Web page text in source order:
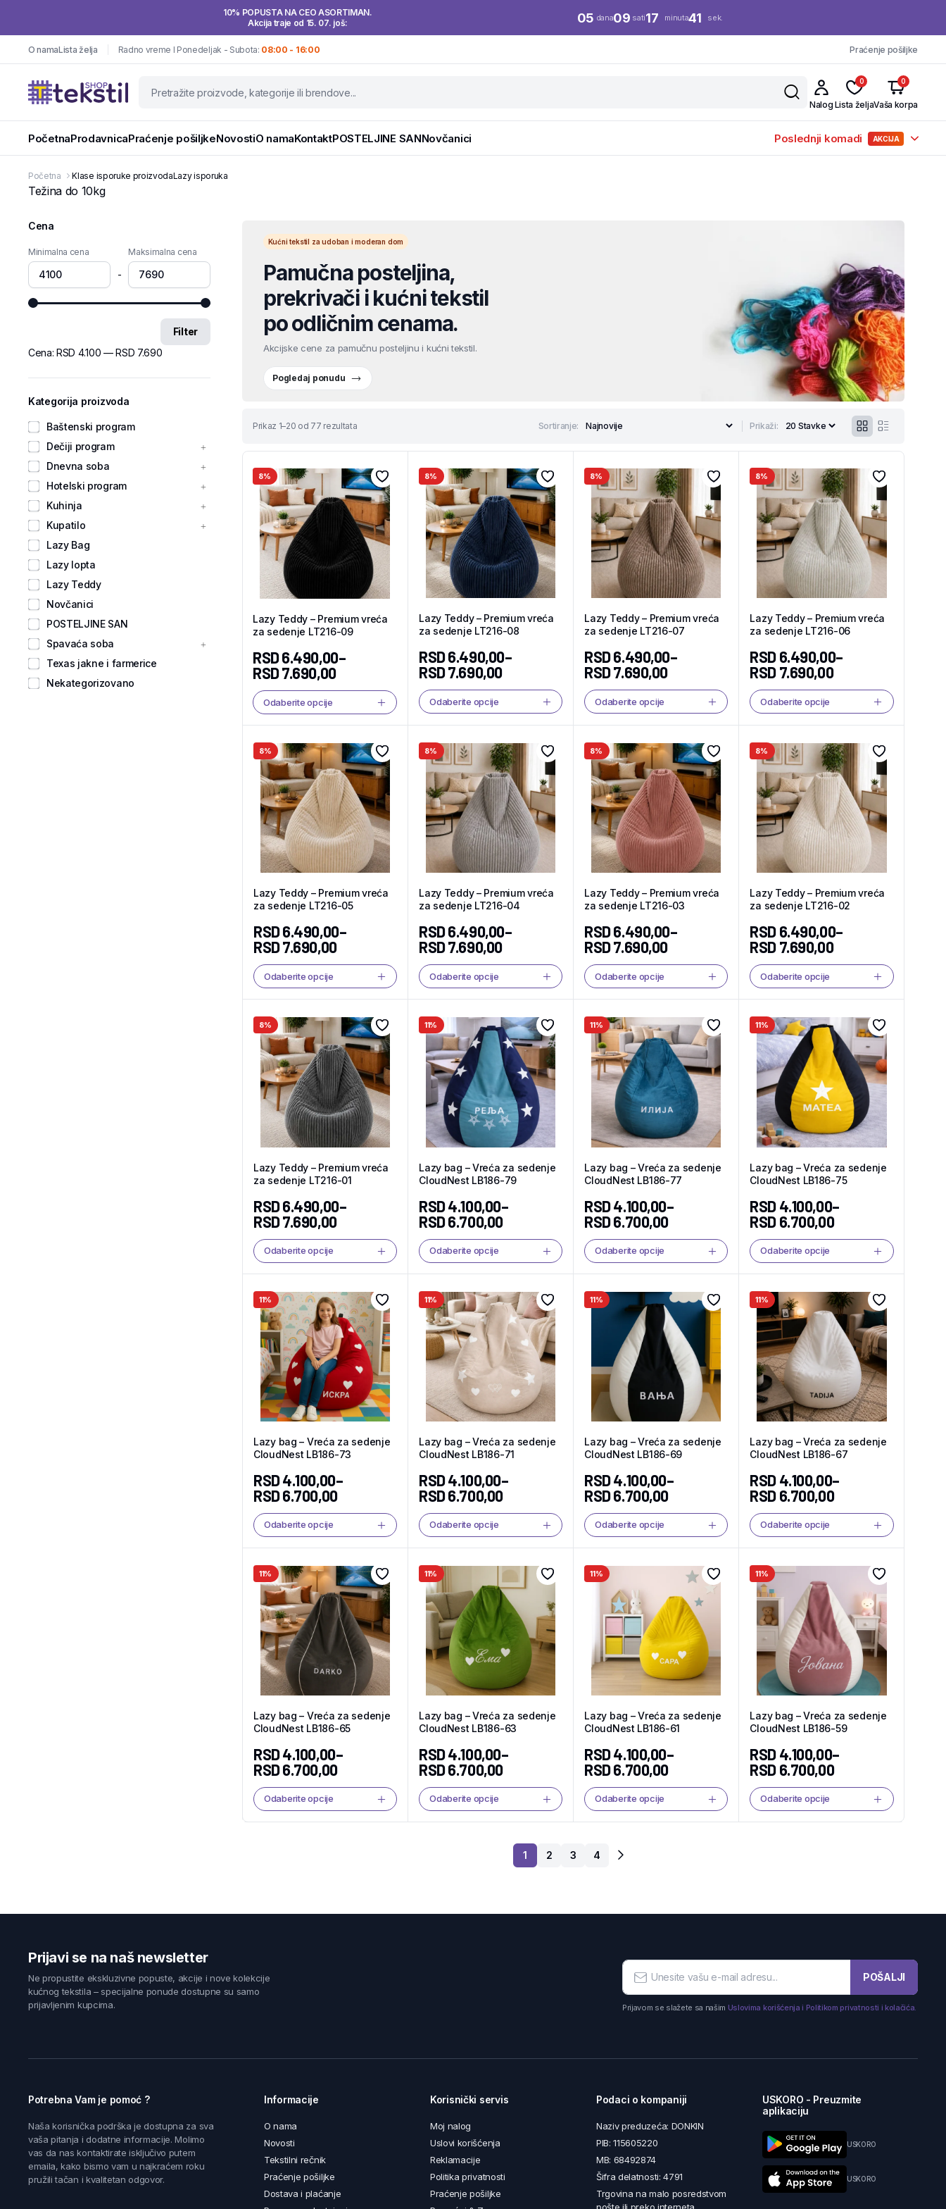
10% POPUSTA NA CEO ASORTIMAN.
Akcija traje od 15. 07. još:
05 dana09 sati17 minuta40 sek.
O namaLista želja Radno vreme I Ponedeljak - Subota: 08:00 - 16:00 Praćenje pošiljke
Nalog
0
Lista želja
0
Vaša korpa
PočetnaProdavnicaPraćenje pošiljkeNovostiO namaKontaktPOSTELJINE SANNovčanici Poslednji komadi AKCIJA
Početna Klase isporuke proizvodaLazy isporuka
Težina do 10kg
Kućni tekstil za udoban i moderan dom
Pamučna posteljina,
prekrivači i kućni tekstil
po odličnim cenama.
Akcijske cene za pamučnu posteljinu i kućni tekstil.
Pogledaj ponudu
Prikaz 1–20 od 77 rezultata Sortiranje: Prikaži:
8%
Lazy Teddy – Premium vreća
za sedenje LT216-09
RSD6.490,00–
RSD7.690,00
Odaberite opcije
8%
Lazy Teddy – Premium vreća
za sedenje LT216-08
RSD6.490,00–
RSD7.690,00
Odaberite opcije
8%
Lazy Teddy – Premium vreća
za sedenje LT216-07
RSD6.490,00–
RSD7.690,00
Odaberite opcije
8%
Lazy Teddy – Premium vreća
za sedenje LT216-06
RSD6.490,00–
RSD7.690,00
Odaberite opcije
8%
Lazy Teddy – Premium vreća
za sedenje LT216-05
RSD6.490,00–
RSD7.690,00
Odaberite opcije
8%
Lazy Teddy – Premium vreća
za sedenje LT216-04
RSD6.490,00–
RSD7.690,00
Odaberite opcije
8%
Lazy Teddy – Premium vreća
za sedenje LT216-03
RSD6.490,00–
RSD7.690,00
Odaberite opcije
8%
Lazy Teddy – Premium vreća
za sedenje LT216-02
RSD6.490,00–
RSD7.690,00
Odaberite opcije
8%
Lazy Teddy – Premium vreća
za sedenje LT216-01
RSD6.490,00–
RSD7.690,00
Odaberite opcije
11%
Lazy bag – Vreća za sedenje
CloudNest LB186-79
RSD4.100,00–
RSD6.700,00
Odaberite opcije
11%
Lazy bag – Vreća za sedenje
CloudNest LB186-77
RSD4.100,00–
RSD6.700,00
Odaberite opcije
11%
Lazy bag – Vreća za sedenje
CloudNest LB186-75
RSD4.100,00–
RSD6.700,00
Odaberite opcije
11%
Lazy bag – Vreća za sedenje
CloudNest LB186-73
RSD4.100,00–
RSD6.700,00
Odaberite opcije
11%
Lazy bag – Vreća za sedenje
CloudNest LB186-71
RSD4.100,00–
RSD6.700,00
Odaberite opcije
11%
Lazy bag – Vreća za sedenje
CloudNest LB186-69
RSD4.100,00–
RSD6.700,00
Odaberite opcije
11%
Lazy bag – Vreća za sedenje
CloudNest LB186-67
RSD4.100,00–
RSD6.700,00
Odaberite opcije
11%
Lazy bag – Vreća za sedenje
CloudNest LB186-65
RSD4.100,00–
RSD6.700,00
Odaberite opcije
11%
Lazy bag – Vreća za sedenje
CloudNest LB186-63
RSD4.100,00–
RSD6.700,00
Odaberite opcije
11%
Lazy bag – Vreća za sedenje
CloudNest LB186-61
RSD4.100,00–
RSD6.700,00
Odaberite opcije
11%
Lazy bag – Vreća za sedenje
CloudNest LB186-59
RSD4.100,00–
RSD6.700,00
Odaberite opcije
1 2 3 4
Cena
Minimalna cena
-
Maksimalna cena
Filter
Cena:RSD 4.100 —RSD 7.690
Kategorija proizvoda
Baštenski program
Dečiji program
Dnevna soba
Hotelski program
Kuhinja
Kupatilo
Lazy Bag
Lazy lopta
Lazy Teddy
Novčanici
POSTELJINE SAN
Spavaća soba
Texas jakne i farmerice
Nekategorizovano
Prijavi se na naš newsletter
Ne propustite ekskluzivne popuste, akcije i nove kolekcije
kućnog tekstila – specijalne ponude dostupne su samo
prijavljenim kupcima.
POŠALJI
Prijavom se slažete sa našim Uslovima korišćenja i Politikom privatnosti i kolačića.
Potrebna Vam je pomoć ?
Naša korisnička podrška je dostupna za sva
vaša pitanja i dodatne informacije. Molimo
vas da nas kontaktirate isključivo putem
emaila, kako bismo vam u najkraćem roku
pružili tačan i kvalitetan odgovor.
Informacije
O nama
Novosti
Tekstilni rečnik
Praćenje pošiljke
Dostava i plaćanje
Korisnički servis
Moj nalog
Uslovi korišćenja
Reklamacije
Politika privatnosti
Praćenje pošiljke
Podaci o kompaniji
Naziv preduzeća: DONKIN
PIB: 115605220
MB: 68492874
Šifra delatnosti: 4791
Trgovina na malo posredstvom
USKORO - Preuzmite
aplikaciju
USKORO
USKORO